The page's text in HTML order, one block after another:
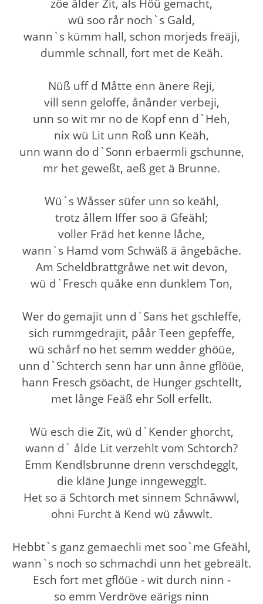
zöe ålder Zit, als Höü gemacht,
wü soo rår noch`s Gald,
wann`s kümm hall, schon morjeds freäji,
dummle schnall, fort met de Keäh.
Nüß uff d Måtte enn änere Reji,
vill senn geloffe, ånånder verbeji,
unn so wit mr no de Kopf enn d`Heh,
nix wü Lit unn Roß unn Keäh,
unn wann do d`Sonn erbaermli gschunne,
mr het geweßt, aeß get ä Brunne.
Wü´s Wåsser süfer unn so keähl,
trotz ållem Iffer soo ä Gfeähl;
voller Fräd het kenne låche,
wann`s Hamd vom Schwäß ä ångebåche.
Am Scheldbrattgråwe net wit devon,
wü d`Fresch quåke enn dunklem Ton,
Wer do gemajit unn d`Sans het gschleffe,
sich rummgedrajit, påår Teen gepfeffe,
wü schårf no het semm wedder ghöüe,
unn d`Schterch senn har unn ånne gflöüe,
hann Fresch gsöacht, de Hunger gschtellt,
met långe Feäß ehr Soll erfellt.
Wü esch die Zit, wü d`Kender ghorcht,
wann d` ålde Lit verzehlt vom Schtorch?
Emm Kendlsbrunne drenn verschdegglt,
die kläne Junge inngewegglt.
Het so ä Schtorch met sinnem Schnåwwl,
ohni Furcht ä Kend wü zåwwlt.
Hebbt`s ganz gemaechli met soo`me Gfeähl,
wann`s noch so schmachdi unn het gebreält.
Esch fort met gflöüe - wit durch ninn -
so emm Verdröve eärigs ninn